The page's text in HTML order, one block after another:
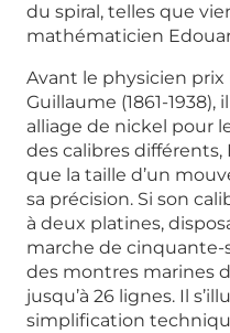
du spiral, telles que
mathématicien
Avant le physicien prix
Guillaume (1861-1938),
alliage de nickel pour
des calibres
que la taille d’un
sa précision. Si son
à deux platines,
marche de cinquante-
des montres marines
jusqu’à 26 lignes. Il
simplification